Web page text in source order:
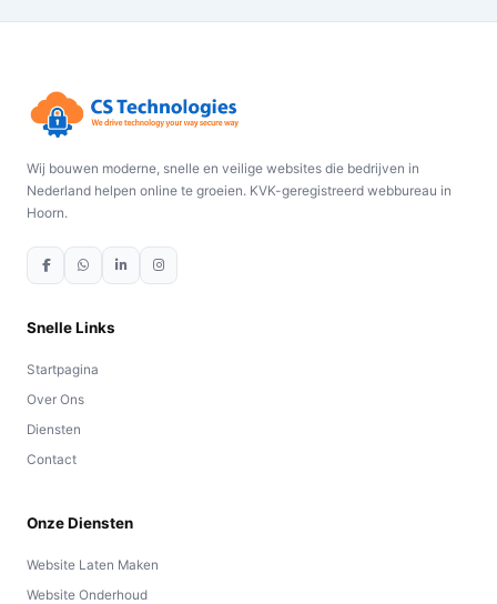
Wij bouwen moderne, snelle en veilige websites die bedrijven in
Nederland helpen online te groeien. KVK-geregistreerd webbureau in
Hoorn.
Snelle Links
Startpagina
Over Ons
Diensten
Contact
Onze Diensten
Website Laten Maken
Website Onderhoud